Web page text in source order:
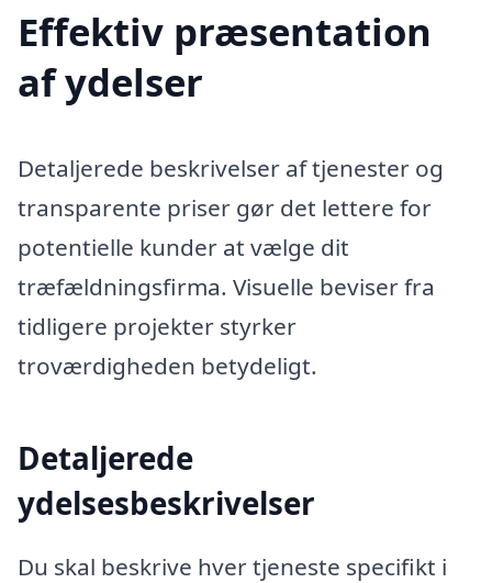
Effektiv præsentation
af ydelser
Detaljerede beskrivelser af tjenester og
transparente priser gør det lettere for
potentielle kunder at vælge dit
træfældningsfirma. Visuelle beviser fra
tidligere projekter styrker
troværdigheden betydeligt.
Detaljerede
ydelsesbeskrivelser
Du skal beskrive hver tjeneste specifikt i